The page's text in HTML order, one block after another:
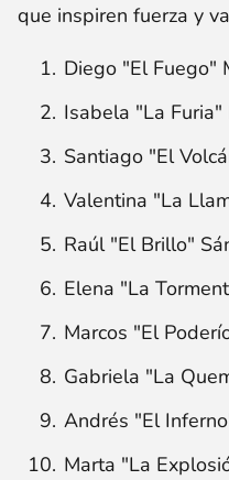
que inspiren fuerza y
Diego "El Fuego"
Isabela "La Furia"
Santiago "El
Valentina "La
Raúl "El Brillo"
Elena "La
Marcos "El
Gabriela "La
Andrés "El
Marta "La